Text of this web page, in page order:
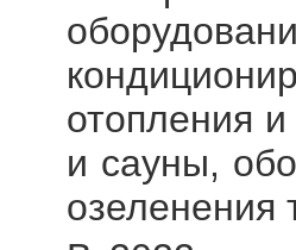
отопления
и сауны,
озеленения